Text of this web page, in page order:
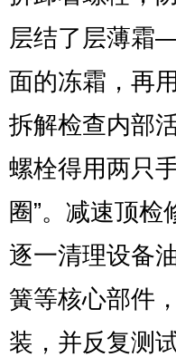
层结了层薄霜
面的冻霜，再
拆解检查内部
螺栓得用两只
圈”。减速顶
逐一清理设备
簧等核心部件
装，并反复测